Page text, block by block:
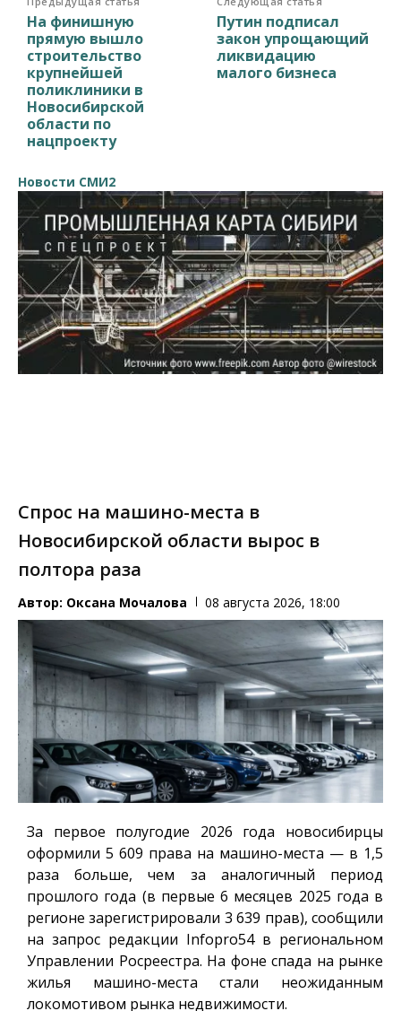
На финишную
прямую вышло
строительство
крупнейшей
поликлиники в
Новосибирской
области по
нацпроекту
Путин подписал
закон упрощающий
ликвидацию
малого бизнеса
Новости СМИ2
Спрос на машино-места в
Новосибирской области вырос в
полтора раза
Автор: Оксана Мочалова 08 августа 2026, 18:00
За первое полугодие 2026 года новосибирцы
оформили 5 609 права на машино-места — в 1,5
раза больше, чем за аналогичный период
прошлого года (в первые 6 месяцев 2025 года в
регионе зарегистрировали 3 639 прав), сообщили
на запрос редакции Infopro54в региональном
Управлении Росреестра. На фоне спада на рынке
жилья машино-места стали неожиданным
локомотивом рынка недвижимости.